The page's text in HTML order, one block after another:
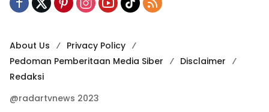
About Us
Privacy Policy
Pedoman Pemberitaan Media Siber
Disclaimer
Redaksi
@radartvnews 2023